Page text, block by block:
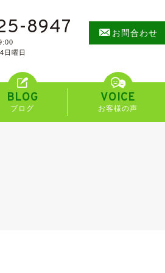
8947
日曜日
お問合わせ
BLOG
ブログ
VOICE
お客様の声